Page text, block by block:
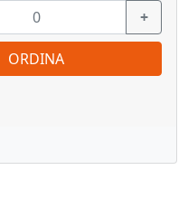
+
ORDINA